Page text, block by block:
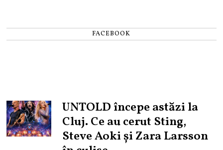
FACEBOOK
UNTOLD începe astăzi la
Cluj. Ce au cerut Sting,
Steve Aoki și Zara Larsson